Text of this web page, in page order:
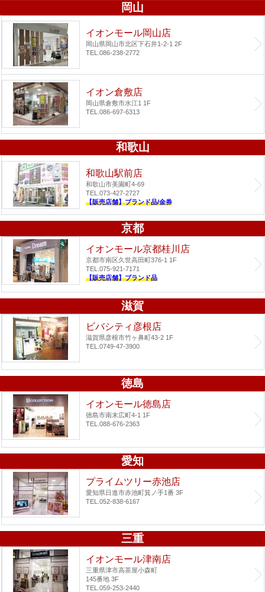
岡山
イオンモール岡山店
岡山県岡山市北区下石井1-2-1 2F
TEL.086-238-2772
イオン倉敷店
岡山県倉敷市水江1 1F
TEL.086-697-6313
和歌山
和歌山駅前店
和歌山市美園町4-69
TEL.073-427-2727
【販売店舗】ブランド品/金券
京都
イオンモール京都桂川店
京都市南区久世高田町376-1 1F
TEL.075-921-7171
【販売店舗】ブランド品
滋賀
ビバシティ彦根店
滋賀県彦根市竹ヶ鼻町43-2 1F
TEL.0749-47-3900
徳島
イオンモール徳島店
徳島市南末広町4-1 1F
TEL.088-676-2363
愛知
プライムツリー赤池店
愛知県日進市赤池町箕ノ手1番 3F
TEL.052-838-6167
三重
イオンモール津南店
三重県津市高茶屋小森町
145番地 3F
TEL.059-253-2440